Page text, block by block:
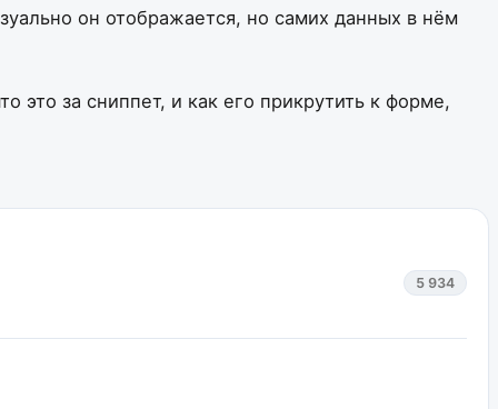
он отображается, но самих данных в нём
за сниппет, и как его прикрутить к форме,
5 934